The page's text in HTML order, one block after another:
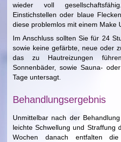
wieder voll
Einstichstellen oder blaue
diese problemlos mit einem Make
Im Anschluss sollten Sie für 24
sowie keine gefärbte, neue oder
das zu Hautreizungen
Sonnenbäder, sowie Sauna-
Tage untersagt.
Behandlungsergebnis
Unmittelbar nach der
leichte Schwellung und Straffung
Wochen danach entfalten die